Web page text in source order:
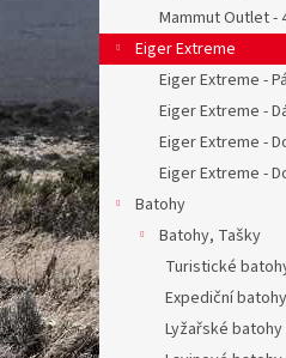
Mammut Outlet -
Eiger Extreme
Eiger Extreme -
Eiger Extreme -
Eiger Extreme -
Eiger Extreme -
Batohy
Batohy, Tašky
Turistické
Expediční batohy
Lyžařské